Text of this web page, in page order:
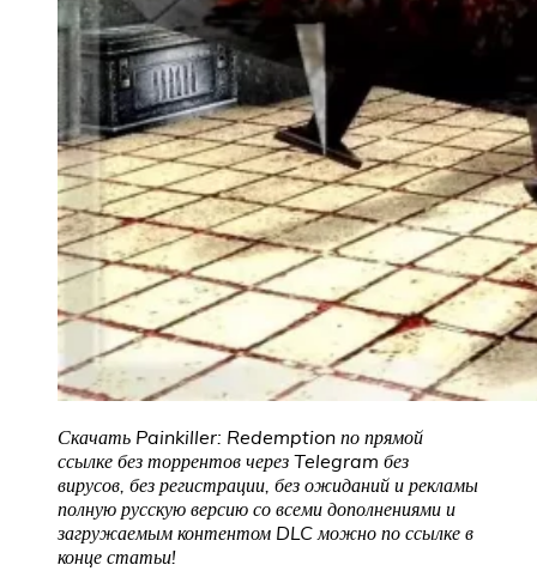
Скачать Painkiller: Redemption по прямой
ссылке без торрентов через Telegram без
вирусов, без регистрации, без ожиданий и рекламы
полную русскую версию со всеми дополнениями и
загружаемым контентом DLC можно по ссылке в
конце статьи!